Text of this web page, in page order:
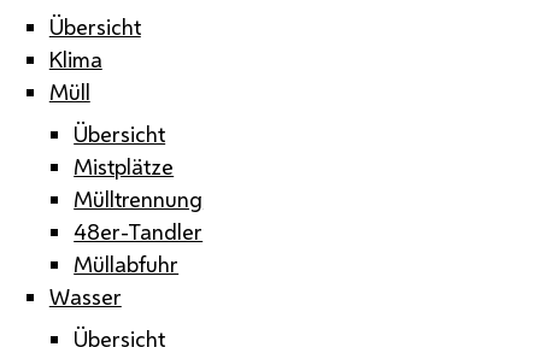
Übersicht
Klima
Müll
Übersicht
Mistplätze
Mülltrennung
48er-Tandler
Müllabfuhr
Wasser
Übersicht